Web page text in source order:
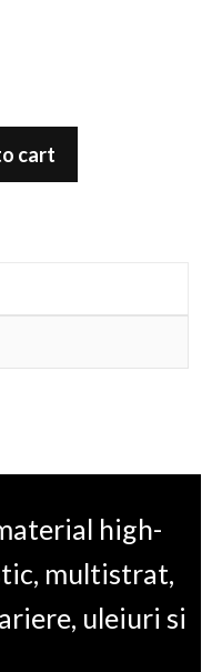
cart
high-
multistrat,
uleiuri si